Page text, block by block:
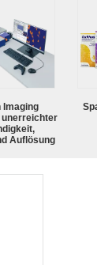
Imaging
Auflösung